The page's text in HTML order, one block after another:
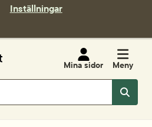
Inställningar
Mina sidor Meny
Sök